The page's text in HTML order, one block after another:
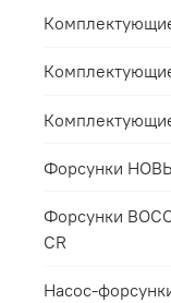
Форсунки
Форсунки
CR
Насос-